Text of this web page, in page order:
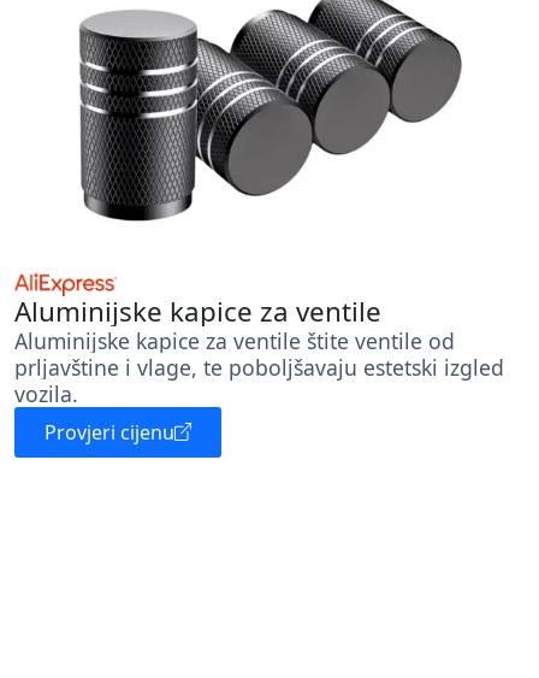
Aluminijske kapice za ventile
Aluminijske kapice za ventile štite ventile od
prljavštine i vlage, te poboljšavaju estetski izgled
vozila.
Provjeri cijenu